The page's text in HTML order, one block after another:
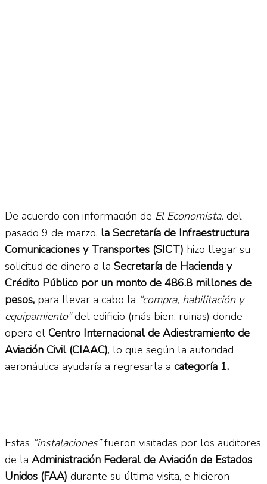
De acuerdo con información de El Economista, del
pasado 9 de marzo, la Secretaría de Infraestructura
Comunicaciones y Transportes (SICT) hizo llegar su
solicitud de dinero a la Secretaría de Hacienda y
Crédito Público por un monto de 486.8 millones de
pesos, para llevar a cabo la “compra, habilitación y
equipamiento”del edificio (más bien, ruinas) donde
opera el Centro Internacional de Adiestramiento de
Aviación Civil (CIAAC), lo que según la autoridad
aeronáutica ayudaría a regresarla a categoría 1.
Estas “instalaciones”fueron visitadas por los auditores
de la Administración Federal de Aviación de Estados
Unidos (FAA) durante su última visita, e hicieron